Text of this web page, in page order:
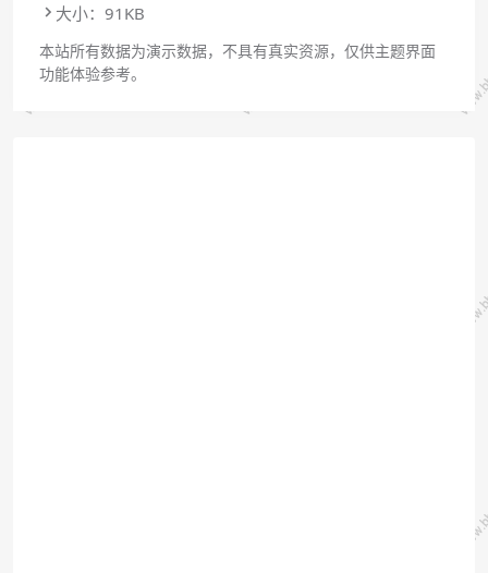
大小：91KB
本站所有数据为演示数据，不具有真实资源，仅供主题界面
功能体验参考。